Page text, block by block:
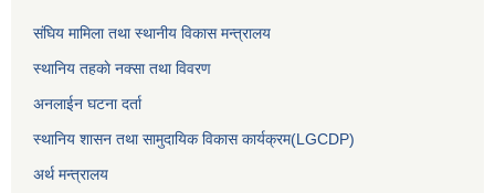
संघिय मामिला तथा स्थानीय विकास मन्त्रालय
स्थानिय तहकाे नक्सा तथा विवरण
अनलाईन घटना दर्ता
स्थानिय शासन तथा सामुदायिक विकास कार्यक्रम(LGCDP)
अर्थ मन्त्रालय